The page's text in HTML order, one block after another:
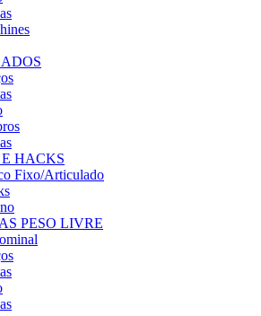
HACKS
Fixo/Articulado
PESO LIVRE